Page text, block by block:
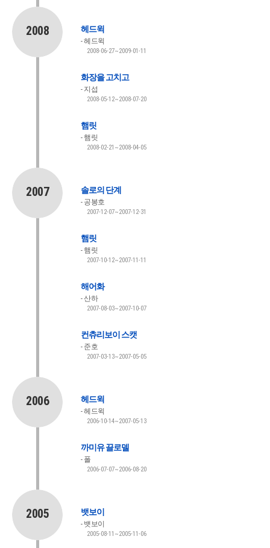
2008 헤드윅
헤드윅
2008-06-27~2009-01-11
화장을 고치고
지섭
2008-05-12~2008-07-20
햄릿
햄릿
2008-02-21~2008-04-05
2007 솔로의 단계
공봉호
2007-12-07~2007-12-31
햄릿
햄릿
2007-10-12~2007-11-11
해어화
산하
2007-08-03~2007-10-07
컨츄리보이 스캣
준호
2007-03-13~2007-05-05
2006 헤드윅
헤드윅
2006-10-14~2007-05-13
까미유 끌로델
폴
2006-07-07~2006-08-20
2005 뱃보이
뱃보이
2005-08-11~2005-11-06